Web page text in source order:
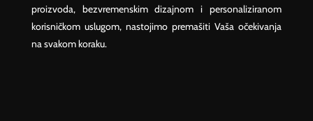
proizvoda, bezvremenskim dizajnom i personaliziranom
korisničkom uslugom, nastojimo premašiti Vaša očekivanja
na svakom koraku.